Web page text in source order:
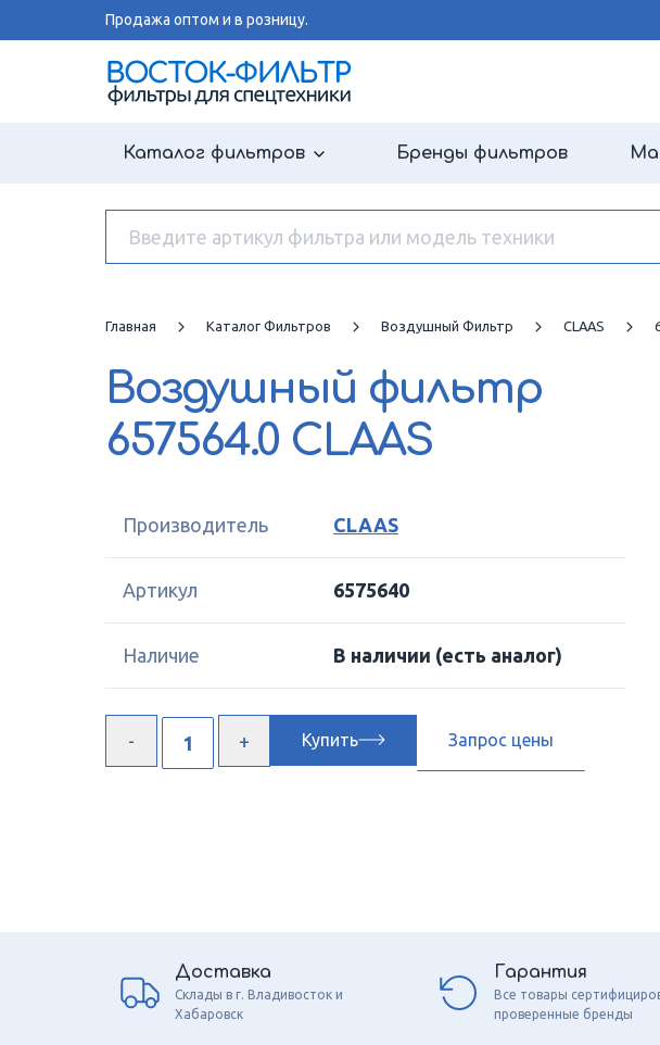
Продажа оптом и в розницу.
Каталог фильтров Бренды фильтров
Главная Каталог Фильтров Воздушный Фильтр CLAAS
Воздушный фильтр
657564.0 CLAAS
Производитель CLAAS
Артикул 6575640
Наличие В наличии (есть аналог)
Купить Запрос цены
Доставка
Склады в г. Владивосток и
Хабаровск
Гарантия
Все товары
проверенные бренды